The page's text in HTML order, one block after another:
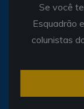
Se você
Esquadrão
colunistas